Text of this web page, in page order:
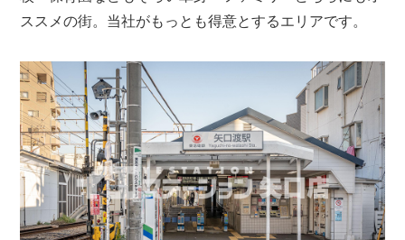
ススメの街。当社がもっとも得意とするエリアです。